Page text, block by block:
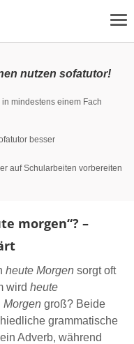
nutzen sofatutor!
mindestens einem Fach
besser
auf Schularbeiten vorbereiten
morgen“? –
heute Morgen sorgt oft
wird heute
Morgen groß? Beide
grammatische
Adverb, während